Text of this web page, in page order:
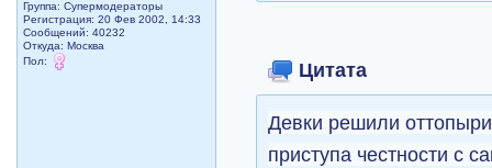
Группа: Супермодераторы
Регистрация: 20 Фев 2002, 14:33
Сообщений: 40232
Откуда: Москва
Пол:
Цитата
Девки решили
приступа честности с